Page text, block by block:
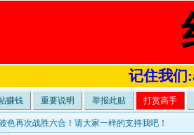
记住我们
赚钱 重要说明 举报此贴 打赏高手
色再次战胜六合！请大家一样的支持我吧！